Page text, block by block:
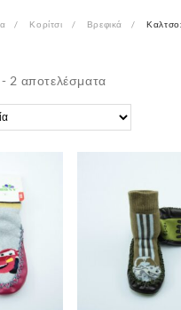
Κορίτσι Βρεφικά
2 αποτελέσματαSorted
by
latest